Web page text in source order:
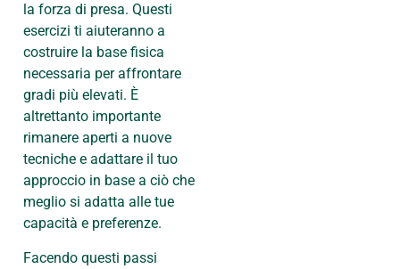
la forza di presa. Questi
esercizi ti aiuteranno a
costruire la base fisica
necessaria per affrontare
gradi più elevati. È
altrettanto importante
rimanere aperti a nuove
tecniche e adattare il tuo
approccio in base a ciò che
meglio si adatta alle tue
capacità e preferenze.
Facendo questi passi